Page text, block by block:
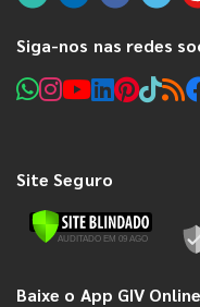
Siga-nos nas redes
Site Seguro
Baixe o App GIV Online